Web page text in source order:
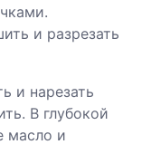
и разрезать
и нарезать
В глубокой
масло и